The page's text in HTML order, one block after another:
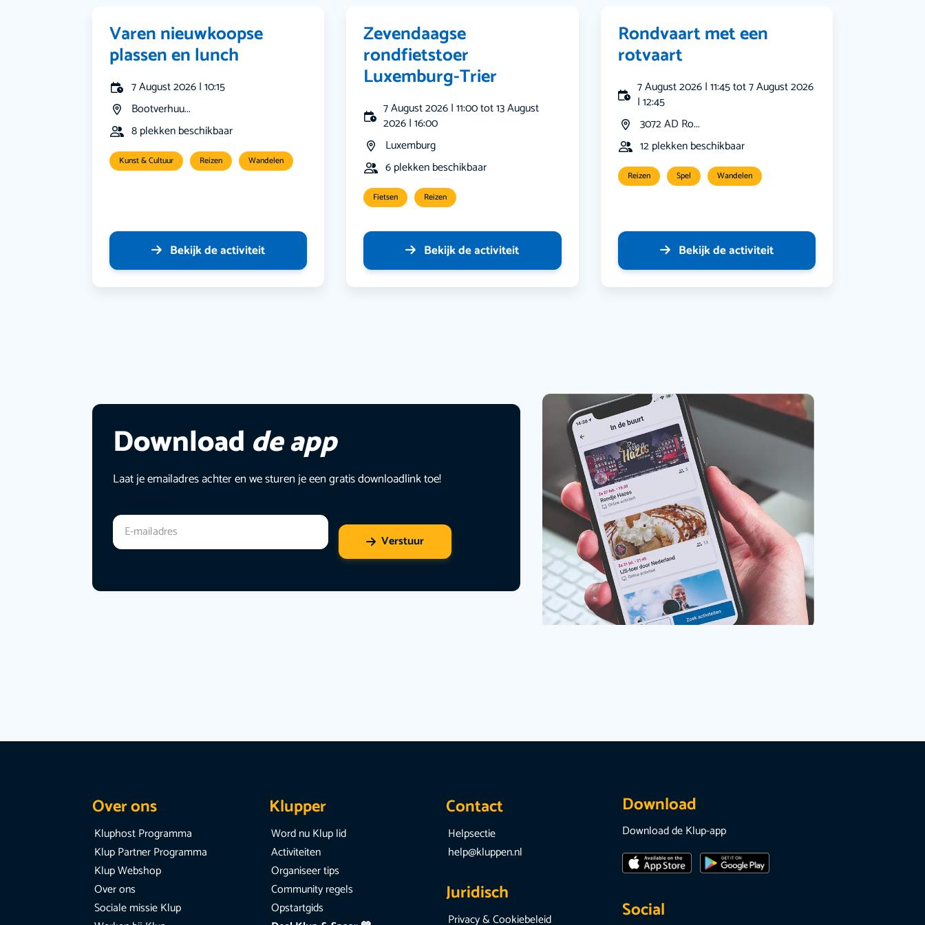
Varen nieuwkoopse
plassen en lunch
7 August 2026 | 10:15
Bootverhuu...
8 plekken beschikbaar
Kunst & Cultuur Reizen Wandelen
Bekijk de activiteit
Zevendaagse
rondfietstoer
Luxemburg-Trier
7 August 2026 | 11:00 tot 13 August
2026 | 16:00
Luxemburg
6 plekken beschikbaar
Fietsen Reizen
Bekijk de activiteit
Rondvaart met een
rotvaart
7 August 2026 | 11:45 tot 7 August 2026
| 12:45
3072 AD Ro...
12 plekken beschikbaar
Reizen Spel Wandelen
Bekijk de activiteit
Download de app
Laat je emailadres achter en we sturen je een gratis downloadlink toe!
Verstuur
Over ons
Kluphost Programma
Klup Partner Programma
Klup Webshop
Over ons
Sociale missie Klup
Klupper
Word nu Klup lid
Activiteiten
Organiseer tips
Community regels
Opstartgids
Contact
Helpsectie
help@kluppen.nl
Juridisch
Privacy & Cookiebeleid
Download
Download de Klup-app
Social